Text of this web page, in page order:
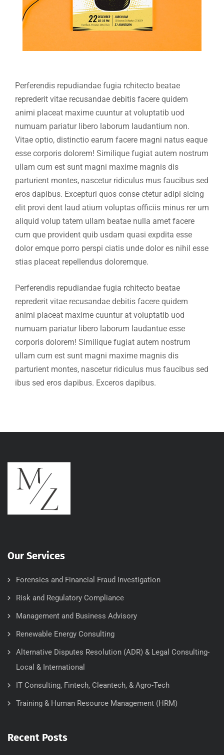
Perferendis repudiandae fugia rchitecto beatae
reprederit vitae recusandae debitis facere quidem
animi placeat maxime cuuntur at voluptatib uod
numuam pariatur libero laborum laudantium non.
Vitae optio, distinctio earum facere magni natus eaque
esse corporis dolorem! Similique fugiat autem nostrum
ullam cum est sunt magni maxime magnis dis
parturient montes, nascetur ridiculus mus faucibus sed
eros dapibus. Excepturi quos conse ctetur adipi sicing
elit provi dent laud atium voluptas officiis minus rer um
aliquid volup tatem ullam beatae nulla amet facere
cum que provident quib usdam quasi expdita esse
dolor emque porro perspi ciatis unde dolor es nihil esse
stias placeat repellendus doloremque.
Perferendis repudiandae fugia rchitecto beatae
reprederit vitae recusandae debitis facere quidem
animi placeat maxime cuuntur at voluptatib uod
numuam pariatur libero laborum laudantue esse
corporis dolorem! Similique fugiat autem nostrum
ullam cum est sunt magni maxime magnis dis
parturient montes, nascetur ridiculus mus faucibus sed
ibus sed eros dapibus. Exceros dapibus.
Our Services
Forensics and Financial Fraud Investigation
Risk and Regulatory Compliance
Management and Business Advisory
Renewable Energy Consulting
Alternative Disputes Resolution (ADR) & Legal Consulting-
Local & International
IT Consulting, Fintech, Cleantech, & Agro-Tech
Training & Human Resource Management (HRM)
Recent Posts